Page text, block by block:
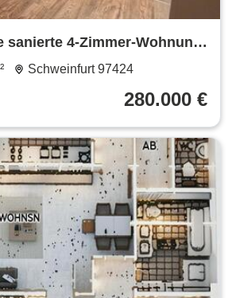
sanierte 4-Zimmer-Wohnung
Schweinfurt 97424
280.000 €